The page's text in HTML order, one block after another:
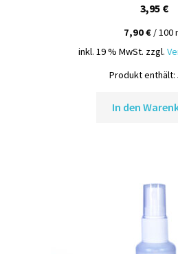
3,95 €
7,90€/100
inkl. 19 % MwSt. zzgl.
Produkt enthält:
In den